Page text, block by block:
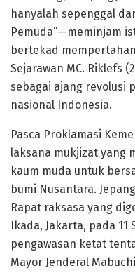
hanyalah sepenggal
Pemuda”—meminjam
bertekad
Sejarawan MC. Riklefs
sebagai ajang revolusi
nasional Indonesia.
Pasca Proklamasi
laksana mukjizat yang
kaum muda untuk
bumi Nusantara.
Rapat raksasa yang
Ikada, Jakarta, pada
pengawasan ketat
Mayor Jenderal